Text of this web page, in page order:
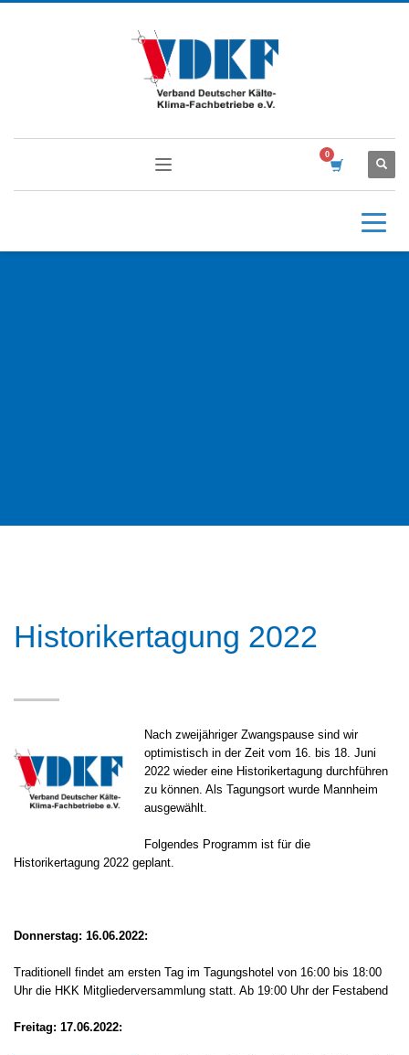
Historikertagung 2022
Nach zweijähriger Zwangspause sind wir
optimistisch in der Zeit vom 16. bis 18. Juni
2022 wieder eine Historikertagung durchführen
zu können. Als Tagungsort wurde Mannheim
ausgewählt.
Folgendes Programm ist für die
Historikertagung 2022 geplant.
Donnerstag: 16.06.2022:
Traditionell findet am ersten Tag im Tagungshotel von 16:00 bis 18:00
Uhr die HKK Mitgliederversammlung statt. Ab 19:00 Uhr der Festabend
Freitag: 17.06.2022: